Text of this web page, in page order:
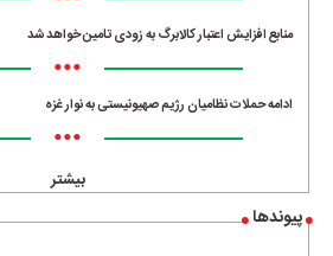
منابع افزایش اعتبار کالابرگ به زودی تامین خواهد شد
•••
ادامه حملات نظامیان رژیم صهیونیستی به نوار غزه
•••
بیشتر
پیوندها